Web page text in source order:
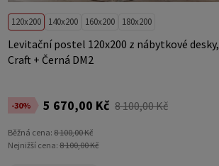
120x200 140x200 160x200 180x200
Levitační postel 120x200 z nábytkové desky,
Craft + Černá DM2
-30% 5 670,00 Kč 8 100,00 Kč
Běžná cena: 8 100,00 Kč
Nejnižší cena: 8 100,00 Kč